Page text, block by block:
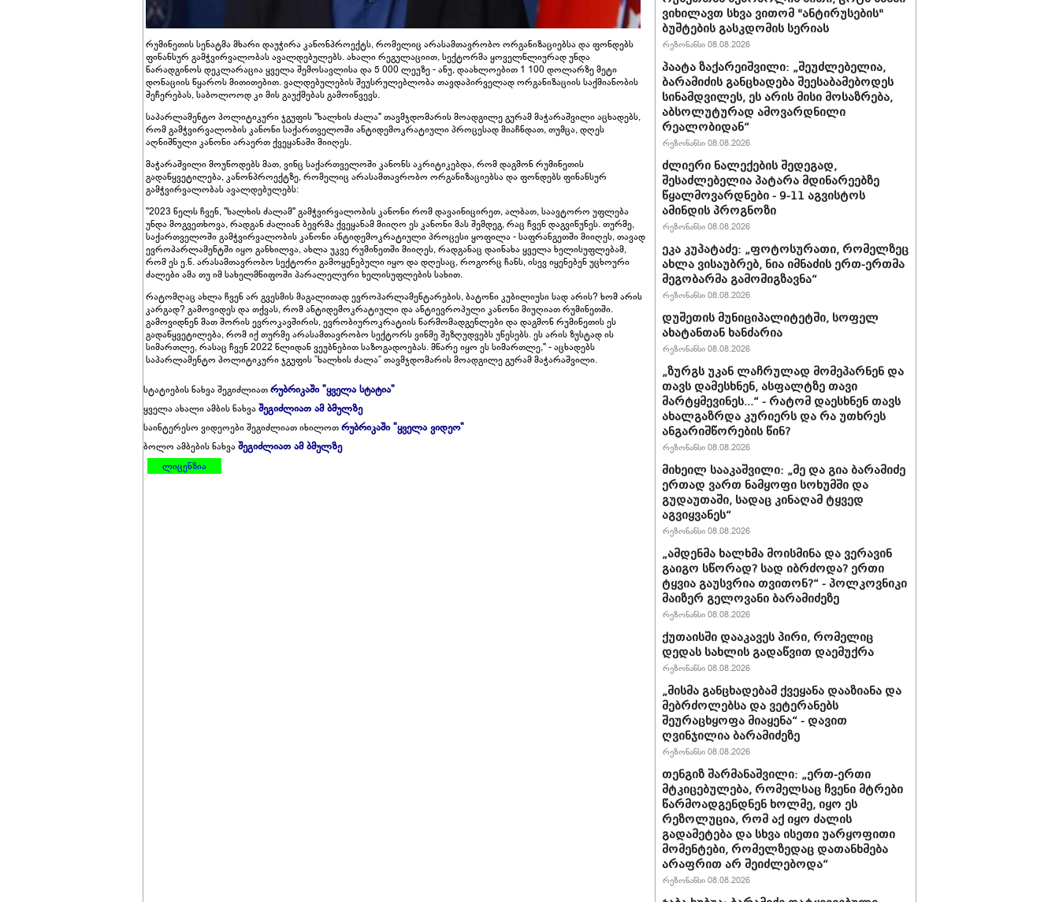
რუმინეთის სენატმა მხარი დაუჭირა კანონპროექტს, რომელიც არასამთავრობო ორგანიზაციებსა და ფონდებს
ფინანსურ გამჭვირვალობას ავალდებულებს. ახალი რეგულაციით, სექტორმა ყოველწლიურად უნდა
წარადგინოს დეკლარაცია ყველა შემოსავლისა და 5 000 ლეუზე - ანუ, დაახლოებით 1 100 დოლარზე მეტი
დონაციის წყაროს მითითებით. ვალდებულების შეუსრულებლობა თავდაპირველად ორგანიზაციის საქმიანობის
შეჩერებას, საბოლოოდ კი მის გაუქმებას გამოიწვევს.
საპარლამენტო პოლიტიკური ჯგუფის "ხალხის ძალა" თავმჯდომარის მოადგილე გურამ მაჭარაშვილი აცხადებს,
რომ გამჭვირვალობის კანონი საქართველოში ანტიდემოკრატიული პროცესად მიაჩნდათ, თუმცა, დღეს
აღნიშნული კანონი არაერთ ქვეყანაში მიიღეს.
მაჭარაშვილი მოუწოდებს მათ, ვინც საქართველოში კანონს აკრიტიკებდა, რომ დაგმონ რუმინეთის
გადაწყვეტილება, კანონპროექტზე, რომელიც არასამთავრობო ორგანიზაციებსა და ფონდებს ფინანსურ
გამჭვირვალობას ავალდებულებს:
"2023 წელს ჩვენ, "ხალხის ძალამ" გამჭვირვალობის კანონი რომ დავაინიცირეთ, ალბათ, საავტორო უფლება
უნდა მოგვეთხოვა, რადგან ძალიან ბევრმა ქვეყანამ მიიღო ეს კანონი მას შემდეგ, რაც ჩვენ დაგვიწუნეს. თურმე,
საქართველოში გამჭვირვალობის კანონი ანტიდემოკრატიული პროცესი ყოფილა - საფრანგეთში მიიღეს, თავად
ევროპარლამენტში იყო განხილვა, ახლა უკვე რუმინეთში მიიღეს, რადგანაც დაინახა ყველა ხელისუფლებამ,
რომ ეს ე.წ. არასამთავრობო სექტორი გამოყენებული იყო და დღესაც, როგორც ჩანს, ისევ იყენებენ უცხოური
ძალები ამა თუ იმ სახელმწიფოში პარალელური ხელისუფლების სახით.
რატომღაც ახლა ჩვენ არ გვესმის მაგალითად ევროპარლამენტარების, ბატონი კუბილიუსი სად არის? ხომ არის
კარგად? გამოვიდეს და თქვას, რომ ანტიდემოკრატიული და ანტიევროპული კანონი მიუღიათ რუმინეთში.
გამოვიდნენ მათ შორის ევროკავშირის, ევრობიუროკრატიის წარმომადგენლები და დაგმონ რუმინეთის ეს
გადაწყვეტილება, რომ იქ თურმე არასამთავრობო სექტორს ვინმე შეზღუდვებს უწესებს. ეს არის ზუსტად ის
სიმართლე, რასაც ჩვენ 2022 წლიდან ვეუბნებით საზოგადოებას. მწარე იყო ეს სიმართლე," - აცხადებს
საპარლამენტო პოლიტიკური ჯგუფის ”ხალხის ძალა” თავმჯდომარის მოადგილე გურამ მაჭარაშვილი.
სტატიების ნახვა შეგიძლიათრუბრიკაში "ყველა სტატია"
ყველა ახალი ამბის ნახვაშეგიძლიათ ამ ბმულზე
საინტერესო ვიდეოები შეგიძლიათ იხილოთრუბრიკაში "ყველა ვიდეო"
ბოლო ამბების ნახვაშეგიძლიათ ამ ბმულზე
ლიცენზია
ვიხილავთ სხვა ვითომ "ანტირუსების"
ბუშტების გასკდომის სერიას
რეზონანსი 08.08.2026
პაატა ზაქარეიშვილი: „შეუძლებელია,
ბარამიძის განცხადება შეესაბამებოდეს
სინამდვილეს, ეს არის მისი მოსაზრება,
აბსოლუტურად ამოვარდნილი
რეალობიდან“
რეზონანსი 08.08.2026
ძლიერი ნალექების შედეგად,
შესაძლებელია პატარა მდინარეებზე
წყალმოვარდნები - 9-11 აგვისტოს
ამინდის პროგნოზი
რეზონანსი 08.08.2026
ეკა კუპატაძე: „ფოტოსურათი, რომელზეც
ახლა ვისაუბრებ, ნია იმნაძის ერთ-ერთმა
მეგობარმა გამომიგზავნა“
რეზონანსი 08.08.2026
დუშეთის მუნიციპალიტეტში, სოფელ
ახატანთან ხანძარია
რეზონანსი 08.08.2026
„ზურგს უკან ლაჩრულად მომეპარნენ და
თავს დამესხნენ, ასფალტზე თავი
მარტყმევინეს...“ - რატომ დაესხნენ თავს
ახალგაზრდა კურიერს და რა უთხრეს
ანგარიშწორების წინ?
რეზონანსი 08.08.2026
მიხეილ სააკაშვილი: „მე და გია ბარამიძე
ერთად ვართ ნამყოფი სოხუმში და
გუდაუთაში, სადაც კინაღამ ტყვედ
აგვიყვანეს“
რეზონანსი 08.08.2026
„ამდენმა ხალხმა მოისმინა და ვერავინ
გაიგო სწორად? სად იბრძოდა? ერთი
ტყვია გაუსვრია თვითონ?“ - პოლკოვნიკი
მაიზერ გელოვანი ბარამიძეზე
რეზონანსი 08.08.2026
ქუთაისში დააკავეს პირი, რომელიც
დედას სახლის გადაწვით დაემუქრა
რეზონანსი 08.08.2026
„მისმა განცხადებამ ქვეყანა დააზიანა და
მებრძოლებსა და ვეტერანებს
შეურაცხყოფა მიაყენა“ - დავით
ღვინჯილია ბარამიძეზე
რეზონანსი 08.08.2026
თენგიზ შარმანაშვილი: „ერთ-ერთი
მტკიცებულება, რომელსაც ჩვენი მტრები
წარმოადგენდნენ ხოლმე, იყო ეს
რეზოლუცია, რომ აქ იყო ძალის
გადამეტება და სხვა ისეთი უარყოფითი
მომენტები, რომელზედაც დათანხმება
არაფრით არ შეიძლებოდა“
რეზონანსი 08.08.2026